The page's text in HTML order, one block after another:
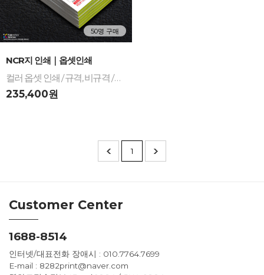
50명 구매
NCR지 인쇄｜옵셋인쇄
컬러 옵셋 인쇄 / 규격, 비규격 / A4, A5, A6, 8절, 16절, 32절, 48절, 64절 / NCR지 계약서, NCR지 견적서, NCR지 발주서 등
235,400원
1
Customer Center
1688-8514
인터넷/대표전화 장애시 : 010.7764.7699
E-mail : 8282print@naver.com